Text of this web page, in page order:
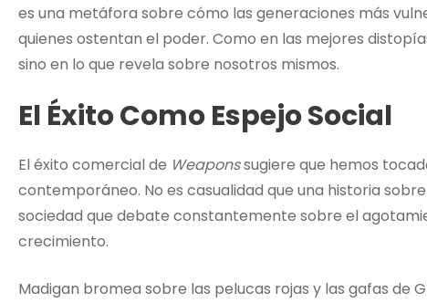
es una metáfora sobre cómo las generaciones más
quienes ostentan el poder. Como en las mejores
sino en lo que revela sobre nosotros mismos.
El Éxito Como Espejo Social
El éxito comercial de Weaponssugiere que hemos
contemporáneo. No es casualidad que una historia
sociedad que debate constantemente sobre el
crecimiento.
Madigan bromea sobre las pelucas rojas y las gafas de